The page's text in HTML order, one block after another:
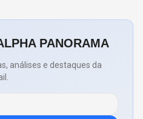
PANORAMA
análises e destaques da